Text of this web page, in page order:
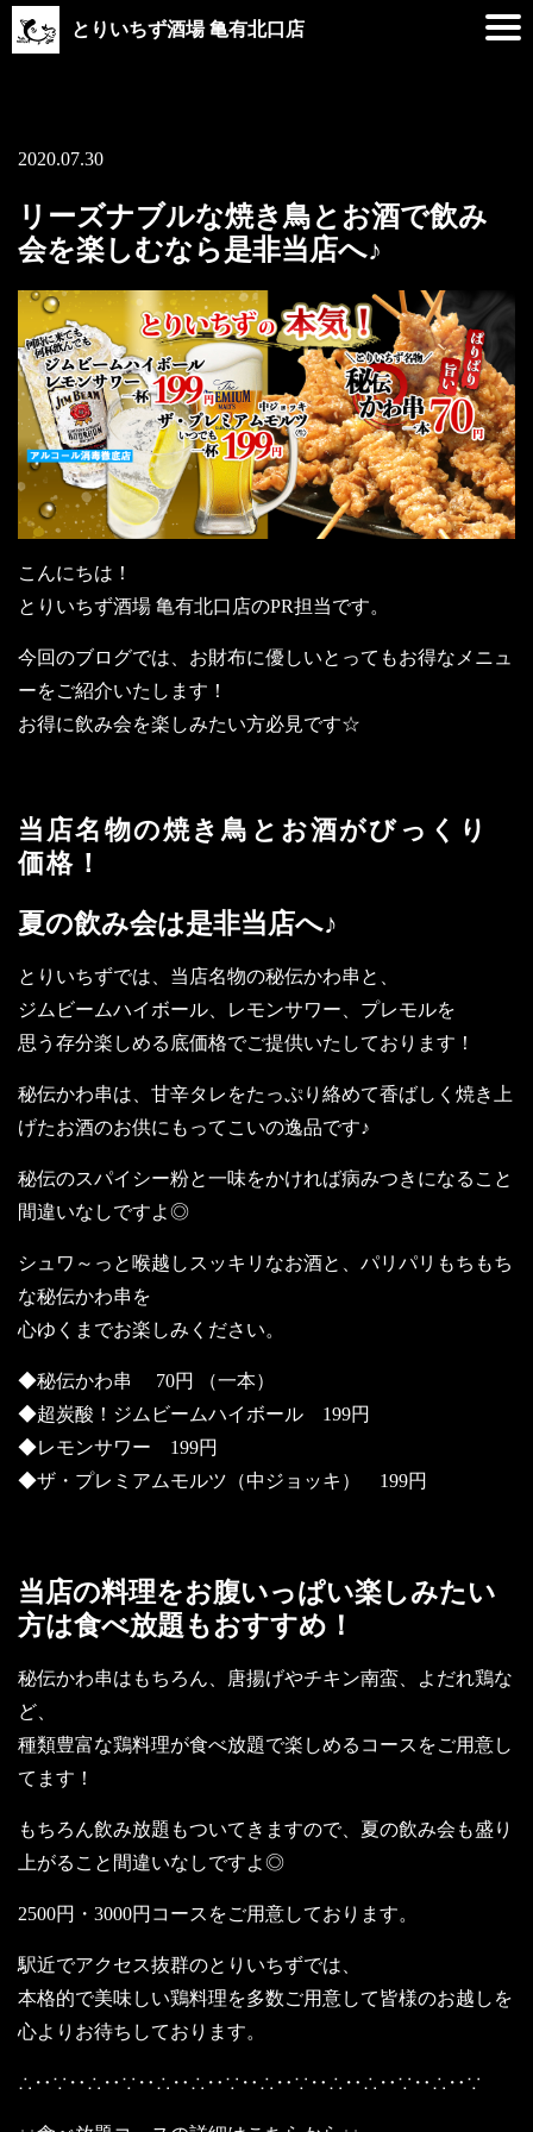
とりいちず酒場 亀有北口店
2020.07.30
リーズナブルな焼き鳥とお酒で飲み
会を楽しむなら是非当店へ♪
こんにちは！
とりいちず酒場 亀有北口店のPR担当です。
今回のブログでは、お財布に優しいとってもお得なメニュ
ーをご紹介いたします！
お得に飲み会を楽しみたい方必見です☆
当店名物の焼き鳥とお酒がびっくり
価格！
夏の飲み会は是非当店へ♪
とりいちずでは、当店名物の秘伝かわ串と、
ジムビームハイボール、レモンサワー、プレモルを
思う存分楽しめる底価格でご提供いたしております！
秘伝かわ串は、甘辛タレをたっぷり絡めて香ばしく焼き上
げたお酒のお供にもってこいの逸品です♪
秘伝のスパイシー粉と一味をかければ病みつきになること
間違いなしですよ◎
シュワ～っと喉越しスッキリなお酒と、パリパリもちもち
な秘伝かわ串を
心ゆくまでお楽しみください。
◆秘伝かわ串 70円 （一本）
◆超炭酸！ジムビームハイボール 199円
◆レモンサワー 199円
◆ザ・プレミアムモルツ（中ジョッキ） 199円
当店の料理をお腹いっぱい楽しみたい
方は食べ放題もおすすめ！
秘伝かわ串はもちろん、唐揚げやチキン南蛮、よだれ鶏な
ど、
種類豊富な鶏料理が食べ放題で楽しめるコースをご用意し
てます！
もちろん飲み放題もついてきますので、夏の飲み会も盛り
上がること間違いなしですよ◎
2500円・3000円コースをご用意しております。
駅近でアクセス抜群のとりいちずでは、
本格的で美味しい鶏料理を多数ご用意して皆様のお越しを
心よりお待ちしております。
∴‥∵‥∴‥∵‥∴‥∴‥∵‥∴‥∵‥∴‥∴‥∵‥∴‥∵